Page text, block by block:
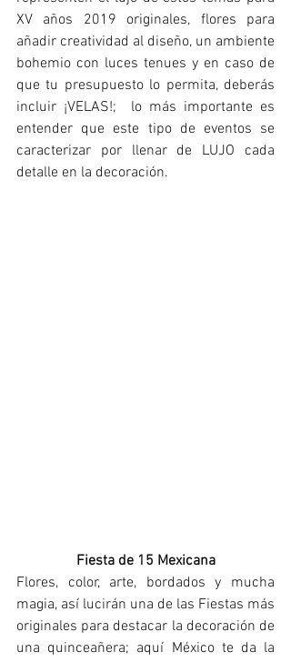
XV años 2019 originales, flores para
añadir creatividad al diseño, un ambiente
bohemio con luces tenues y en caso de
que tu presupuesto lo permita, deberás
incluir ¡VELAS!;  lo más importante es
entender que este tipo de eventos se
caracterizar por llenar de LUJO cada
detalle en la decoración.
Fiesta de 15 Mexicana
Flores, color, arte, bordados y mucha
magia, así lucirán una de las Fiestas más
originales para destacar la decoración de
una quinceañera; aquí México te da la